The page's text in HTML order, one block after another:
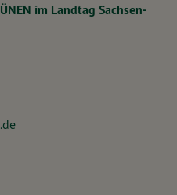
im Landtag Sachsen-